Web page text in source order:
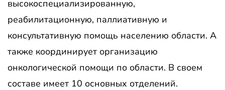
высокоспециализированную,
реабилитационную, паллиативную и
консультативную помощь населению области. А
также координирует организацию
онкологической помощи по области. В своем
составе имеет 10 основных отделений.